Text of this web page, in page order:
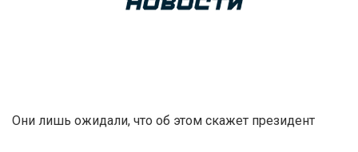
Они лишь ожидали, что об этом скажет президент